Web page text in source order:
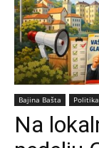
Bajina Bašta Politika
Na